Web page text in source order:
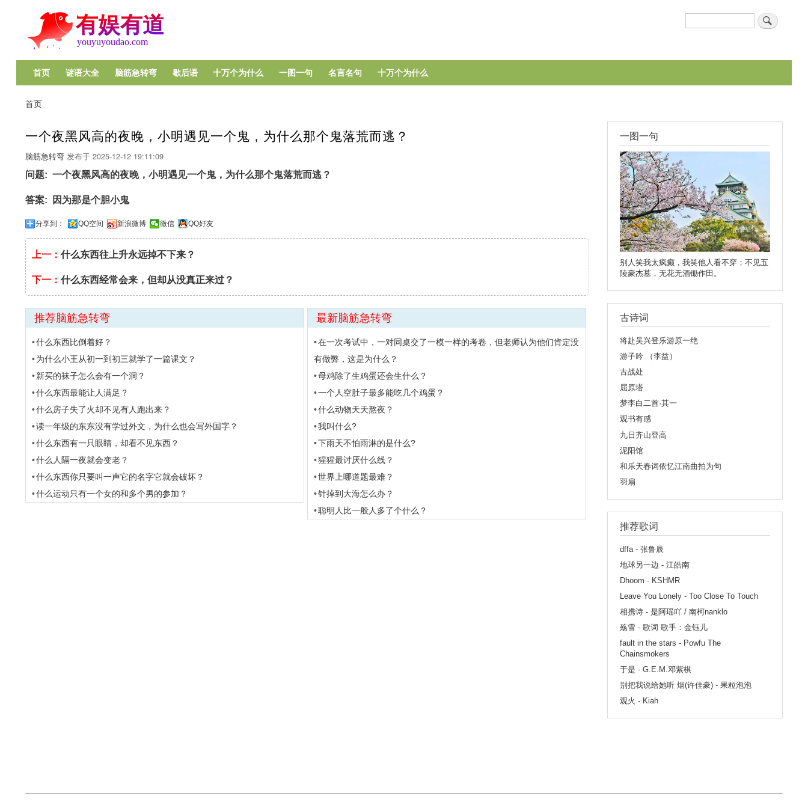
要
内
搜索表单
搜
索
Main首页 谜语大全 脑筋急转弯 歇后语 十万个为什么 一图一句 名言名句 十万个为什么
首页
一个夜黑风高的夜晚，小明遇见一个鬼，为什么那个鬼落荒而逃？
脑筋急转弯 发布于 2025-12-12 19:11:09
问题
一个夜黑风高的夜晚，小明遇见一个鬼，为什么那个鬼落荒而逃？
答案 因为那是个胆小鬼
分享到： QQ空间 新浪微博 微信 QQ好友
上一： 什么东西往上升永远掉不下来？
下一： 什么东西经常会来，但却从没真正来过？
推荐脑筋急转弯
什么东西比倒着好？
为什么小王从初一到初三就学了一篇课文？
新买的袜子怎么会有一个洞？
什么东西最能让人满足？
什么房子失了火却不见有人跑出来？
读一年级的东东没有学过外文，为什么也会写外国字？
什么东西有一只眼睛，却看不见东西？
什么人隔一夜就会变老？
什么东西你只要叫一声它的名字它就会破坏？
什么运动只有一个女的和多个男的参加？
最新脑筋急转弯
在一次考试中，一对同桌交了一模一样的考卷，但老师认为他们肯定没
有做弊，这是为什么？
母鸡除了生鸡蛋还会生什么？
一个人空肚子最多能吃几个鸡蛋？
什么动物天天熬夜？
我叫什么?
下雨天不怕雨淋的是什么?
猩猩最讨厌什么线？
世界上哪道题最难？
针掉到大海怎么办？
聪明人比一般人多了个什么？
一图一句
别人笑我太疯癫，我笑他人看不穿；不见五
陵豪杰墓，无花无酒锄作田。
古诗词
将赴吴兴登乐游原一绝
游子吟 （李益）
古战处
屈原塔
梦李白二首·其一
观书有感
九日齐山登高
泥阳馆
和乐天春词依忆江南曲拍为句
羽扇
推荐歌词
dffa - 张鲁辰
地球另一边 - 江皓南
Dhoom - KSHMR
Leave You Lonely - Too Close To Touch
相携诗 - 是阿瑶吖 / 南柯nanklo
殇雪 - 歌词 歌手：金钰儿
fault in the stars - Powfu The
Chainsmokers
于是 - G.E.M.邓紫棋
别把我说给她听 烟(许佳豪) - 果粒泡泡
观火 - Kiah